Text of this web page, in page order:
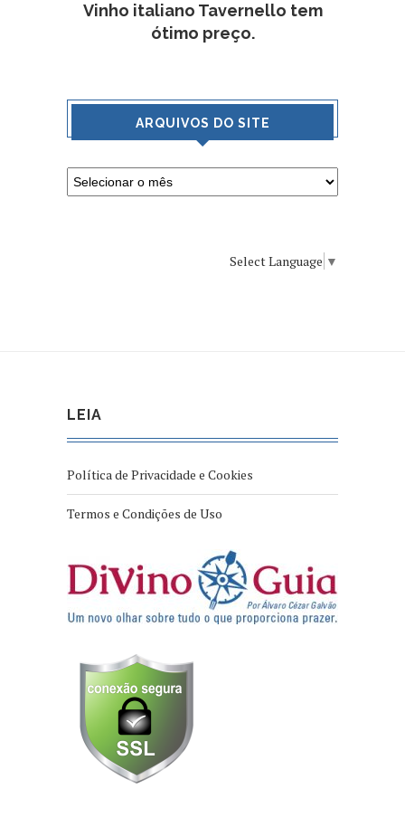
Vinho italiano Tavernello tem
ótimo preço.
ARQUIVOS DO SITE
Select Language ▼
LEIA
Política de Privacidade e Cookies
Termos e Condições de Uso